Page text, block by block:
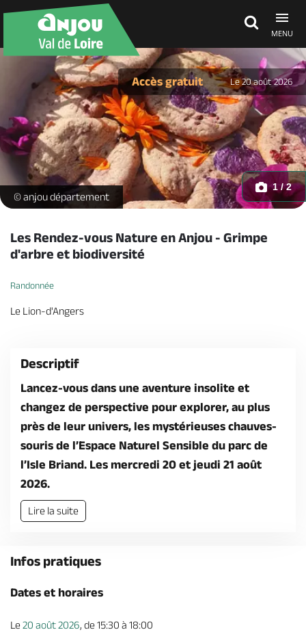
MENU
Découvrir
À voir, à faire
Agenda
Billetterie en ligne
Brochures & Cartes Offices de tourisme Comment venir ? Ecrivez-nous
rendez-vous-nature-49-fma-photo2 -
© anjou département
1 / 2
Accès gratuit Le 20 août 2026
Les Rendez-vous Nature en Anjou - Grimpe
d'arbre et biodiversité
Randonnée
Le Lion-d'Angers
Descriptif
Lancez-vous dans une aventure insolite et
changez de perspective pour explorer, au plus
près de leur univers, les mystérieuses chauves-
souris de l’Espace Naturel Sensible du parc de
l’Isle Briand. Les mercredi 20 et jeudi 21 août
2026.
Lire la suite
Infos pratiques
Dates et horaires
Le20 août 2026, de 15:30 à 18:00